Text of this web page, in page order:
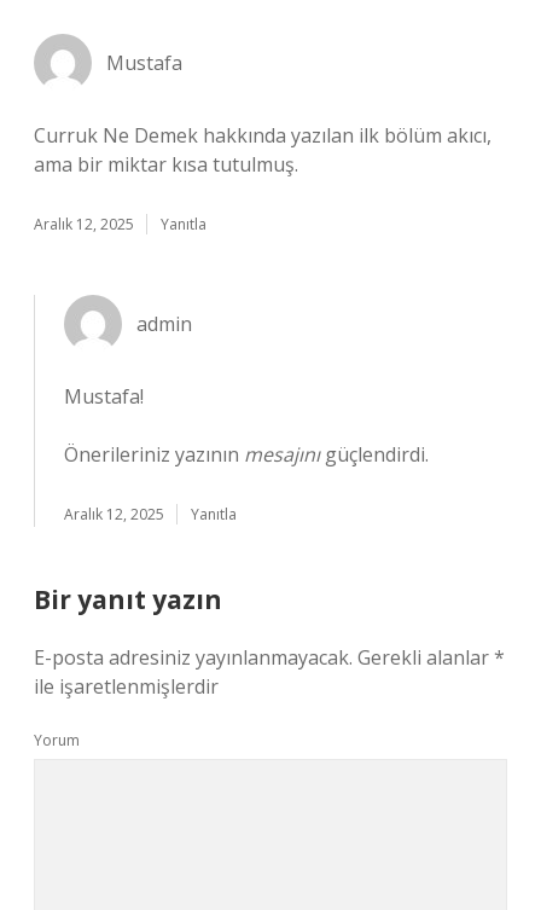
Mustafa
Curruk Ne Demek hakkında yazılan ilk bölüm akıcı,
ama bir miktar kısa tutulmuş.
Aralık 12, 2025 Yanıtla
admin
Mustafa!
Önerileriniz yazının mesajınıgüçlendirdi.
Aralık 12, 2025 Yanıtla
Bir yanıt yazın
E-posta adresiniz yayınlanmayacak. Gerekli alanlar*
ile işaretlenmişlerdir
Yorum